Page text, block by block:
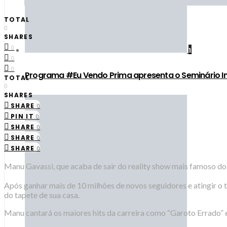
1
Programa #Eu Vendo Prima apresenta o Seminário
TOTAL
0
SHARES
0
0
0
TOTAL
0
SHARES
SHARE 0
PIN IT 0
SHARE 0
SHARE 0
SHARE 0
Manu Gavassi, que acaba de sair do reality show mais famoso
Após ganhar mais de 10 milhões de novos seguidores e atingir
do tapete de sua casa.
Manu cantará os maiores hits da carreira como “Garoto Errado”